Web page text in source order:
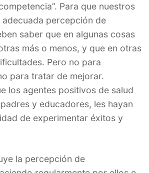
Para que nuestros
adecuada percepción de
saber que en algunas cosas
más o menos, y que en otras
Pero no para
para tratar de mejorar.
los agentes positivos de salud
y educadores, les hayan
de experimentar éxitos y
la percepción de